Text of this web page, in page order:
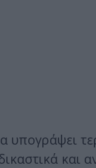
υπογράψει
και